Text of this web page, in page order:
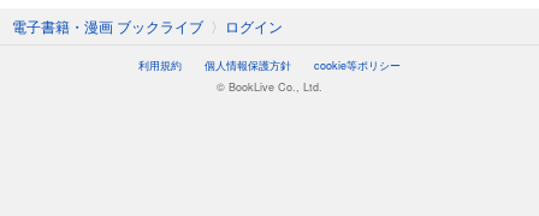
電子書籍・漫画 ブックライブ 〉 ログイン
利用規約 個人情報保護方針
cookie等ポリシー
© BookLive Co., Ltd.